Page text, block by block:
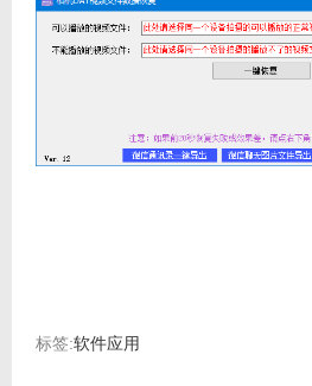
标签:软件应用